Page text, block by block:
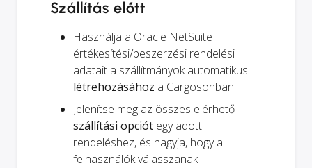
Szállítás előtt
Használja a Oracle NetSuite
értékesítési/beszerzési rendelési
adatait a szállítmányok automatikus
létrehozásához a Cargosonban
Jelenítse meg az összes elérhető
szállítási opciót egy adott
rendeléshez, és hagyja, hogy a
felhasználók válasszanak